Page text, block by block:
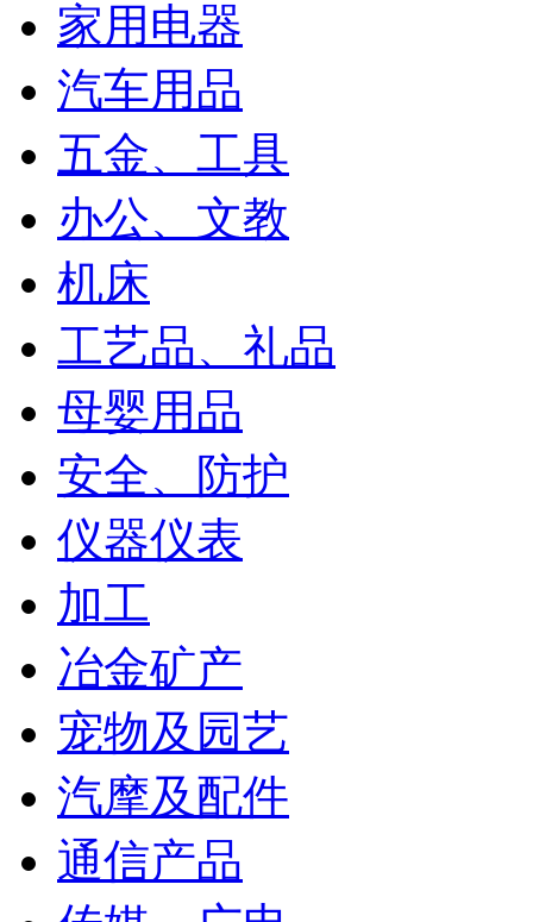
家用电器
汽车用品
五金、工具
办公、文教
机床
工艺品、礼品
母婴用品
安全、防护
仪器仪表
加工
冶金矿产
宠物及园艺
汽摩及配件
通信产品